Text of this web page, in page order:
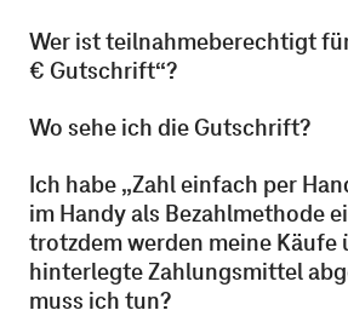
Wer ist teilnahmeberechtigt
€ Gutschrift“?
Wo sehe ich die Gutschrift?
Ich habe „Zahl einfach per
im Handy als Bezahlmethode
trotzdem werden meine Käufe
hinterlegte Zahlungsmittel
muss ich tun?